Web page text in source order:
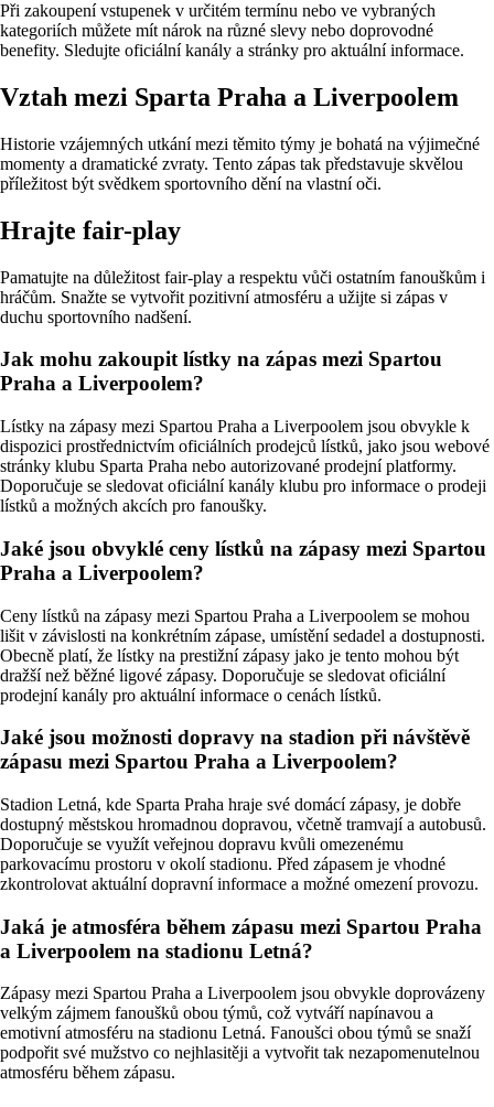
Při zakoupení vstupenek v určitém termínu nebo ve vybraných
kategoriích můžete mít nárok na různé slevy nebo doprovodné
benefity. Sledujte oficiální kanály a stránky pro aktuální informace.
Vztah mezi Sparta Praha a Liverpoolem
Historie vzájemných utkání mezi těmito týmy je bohatá na výjimečné
momenty a dramatické zvraty. Tento zápas tak představuje skvělou
příležitost být svědkem sportovního dění na vlastní oči.
Hrajte fair-play
Pamatujte na důležitost fair-play a respektu vůči ostatním fanouškům i
hráčům. Snažte se vytvořit pozitivní atmosféru a užijte si zápas v
duchu sportovního nadšení.
Jak mohu zakoupit lístky na zápas mezi Spartou
Praha a Liverpoolem?
Lístky na zápasy mezi Spartou Praha a Liverpoolem jsou obvykle k
dispozici prostřednictvím oficiálních prodejců lístků, jako jsou webové
stránky klubu Sparta Praha nebo autorizované prodejní platformy.
Doporučuje se sledovat oficiální kanály klubu pro informace o prodeji
lístků a možných akcích pro fanoušky.
Jaké jsou obvyklé ceny lístků na zápasy mezi Spartou
Praha a Liverpoolem?
Ceny lístků na zápasy mezi Spartou Praha a Liverpoolem se mohou
lišit v závislosti na konkrétním zápase, umístění sedadel a dostupnosti.
Obecně platí, že lístky na prestižní zápasy jako je tento mohou být
dražší než běžné ligové zápasy. Doporučuje se sledovat oficiální
prodejní kanály pro aktuální informace o cenách lístků.
Jaké jsou možnosti dopravy na stadion při návštěvě
zápasu mezi Spartou Praha a Liverpoolem?
Stadion Letná, kde Sparta Praha hraje své domácí zápasy, je dobře
dostupný městskou hromadnou dopravou, včetně tramvají a autobusů.
Doporučuje se využít veřejnou dopravu kvůli omezenému
parkovacímu prostoru v okolí stadionu. Před zápasem je vhodné
zkontrolovat aktuální dopravní informace a možné omezení provozu.
Jaká je atmosféra během zápasu mezi Spartou Praha
a Liverpoolem na stadionu Letná?
Zápasy mezi Spartou Praha a Liverpoolem jsou obvykle doprovázeny
velkým zájmem fanoušků obou týmů, což vytváří napínavou a
emotivní atmosféru na stadionu Letná. Fanoušci obou týmů se snaží
podpořit své mužstvo co nejhlasitěji a vytvořit tak nezapomenutelnou
atmosféru během zápasu.